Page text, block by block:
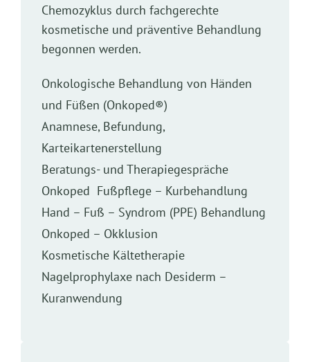
Chemozyklus durch fachgerechte
kosmetische und präventive Behandlung
begonnen werden.
Onkologische Behandlung von Händen
und Füßen (Onkoped®)
Anamnese, Befundung,
Karteikartenerstellung
Beratungs- und Therapiegespräche
Onkoped Fußpflege – Kurbehandlung
Hand – Fuß – Syndrom (PPE) Behandlung
Onkoped – Okklusion
Kosmetische Kältetherapie
Nagelprophylaxe nach Desiderm –
Kuranwendung